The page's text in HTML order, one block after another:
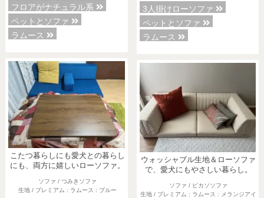
フロアがナチュラル系
ペットとソファ
ラムース
こたつ暮らしにも愛犬との暮らし
にも、両方に嬉しいローソファ。
ソファ / つみきソファ
生地 / プレミアム : ラムース : ブルー
3人掛けローソファ
ペットとソファ
ラムース
ウォッシャブル生地＆ローソファ
で、愛犬にもやさしい暮らし。
ソファ / ピカソソファ
生地 / プレミアム : ラムース : メランジアイ